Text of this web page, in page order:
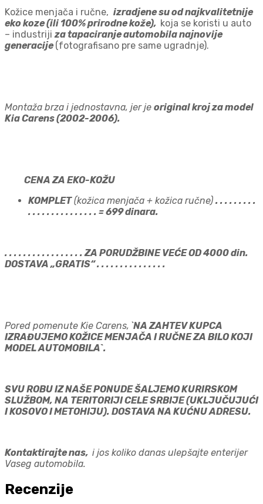
Kožice menjača i ručne, izradjene su od najkvalitetnije
eko koze (ili 100% prirodne kože), koja se koristi u auto
– industriji za tapaciranje automobila najnovije
generacije (fotografisano pre same ugradnje).
Montaža brza i jednostavna, jer je original kroj za model
Kia Carens (2002-2006).
CENA ZA EKO-KOŽU
KOMPLET (kožica menjača + kožica ručne) . . . . . . . . .
. . . . . . . . . . . . . . . = 699 dinara.
. . . . . . . . . . . . . . . . . ZA PORUDŽBINE VEĆE OD 4000 din.
DOSTAVA „GRATIS“ . . . . . . . . . . . . . . .
Pored pomenute Kie Carens, `NA ZAHTEV KUPCA
IZRAĐUJEMO KOŽICE MENJAČA I RUČNE ZA BILO KOJI
MODEL AUTOMOBILA`.
SVU ROBU IZ NAŠE PONUDE ŠALJEMO KURIRSKOM
SLUŽBOM, NA TERITORIJI CELE SRBIJE (UKLJUČUJUĆI
I KOSOVO I METOHIJU). DOSTAVA NA KUĆNU ADRESU.
Kontaktirajte nas, i jos koliko danas ulepšajte enterijer
Vaseg automobila.
Recenzije